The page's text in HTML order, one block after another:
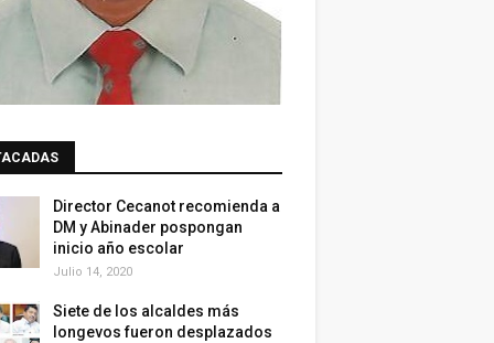
Director Cecanot recomienda a
DM y Abinader pospongan
inicio año escolar
Julio 14, 2020
Siete de los alcaldes más
longevos fueron desplazados